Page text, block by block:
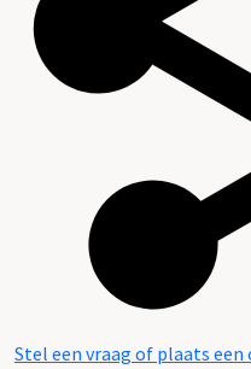
Inventarissen en
Stel een vraag of plaats